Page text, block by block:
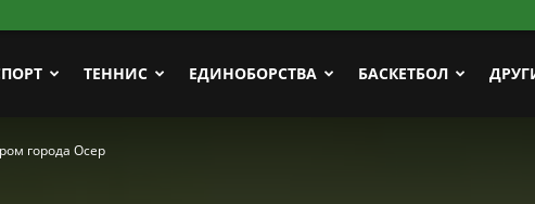
ТЕННИС ЕДИНОБОРСТВА БАСКЕТБОЛ
города Осер